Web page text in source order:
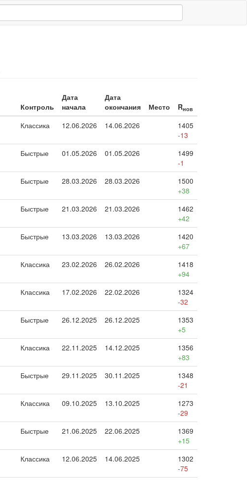
Контроль
Дата
начала
Дата
окончания
Место Rнов
Классика 12.06.2026 14.06.2026
1405
-13
Быстрые 01.05.2026 01.05.2026
1499
-1
Быстрые 28.03.2026 28.03.2026
1500
+38
Быстрые 21.03.2026 21.03.2026
1462
+42
Быстрые 13.03.2026 13.03.2026
1420
+67
Классика 23.02.2026 26.02.2026
1418
+94
Классика 17.02.2026 22.02.2026
1324
-32
Быстрые 26.12.2025 26.12.2025
1353
+5
Классика 22.11.2025 14.12.2025
1356
+83
Быстрые 29.11.2025 30.11.2025
1348
-21
Классика 09.10.2025 13.10.2025
1273
-29
Быстрые 21.06.2025 22.06.2025
1369
+15
Классика 12.06.2025 14.06.2025
1302
-75